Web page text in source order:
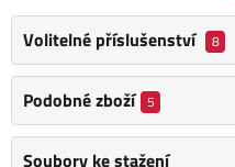
MáLED indikátorslabého
stroje. Aku nůžky na trávu a
programu Makita LXTa jsou
této řady.
Nastavení řezu: výška
Volitelné příslušenství 8
Podobné zboží 5
Soubory ke stažení